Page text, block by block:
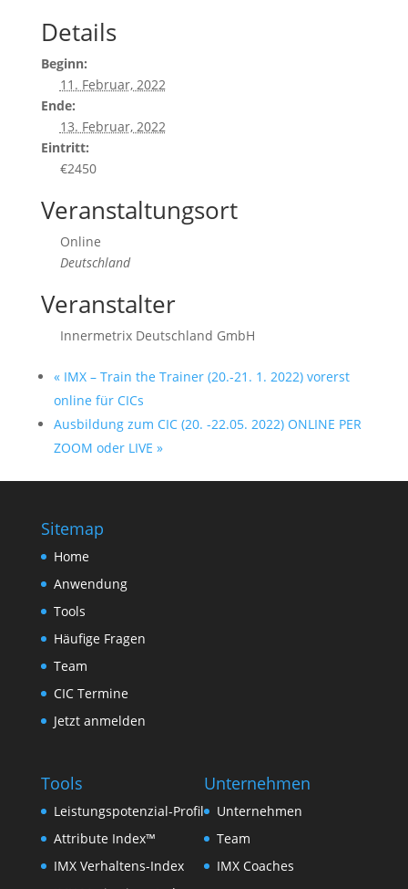
Details
Beginn:
11. Februar, 2022
Ende:
13. Februar, 2022
Eintritt:
€2450
Veranstaltungsort
Online
Deutschland
Veranstalter
Innermetrix Deutschland GmbH
«IMX – Train the Trainer (20.-21. 1. 2022) vorerst
online für CICs
Ausbildung zum CIC (20. -22.05. 2022) ONLINE PER
ZOOM oder LIVE »
Sitemap
Home
Anwendung
Tools
Häufige Fragen
Team
CIC Termine
Jetzt anmelden
Tools
Leistungspotenzial-Profil
Attribute Index™
IMX Verhaltens-Index
Unternehmen
Unternehmen
Team
IMX Coaches